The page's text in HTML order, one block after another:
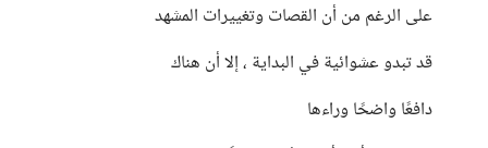
على الرغم من أن القصات وتغييرات المشهد
قد تبدو عشوائية في البداية ، إلا أن هناك
دافعًا واضحًا وراءها